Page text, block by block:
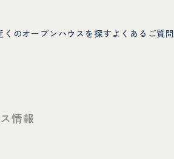
くのオープンハウスを探すよくあるご質問
ス情報